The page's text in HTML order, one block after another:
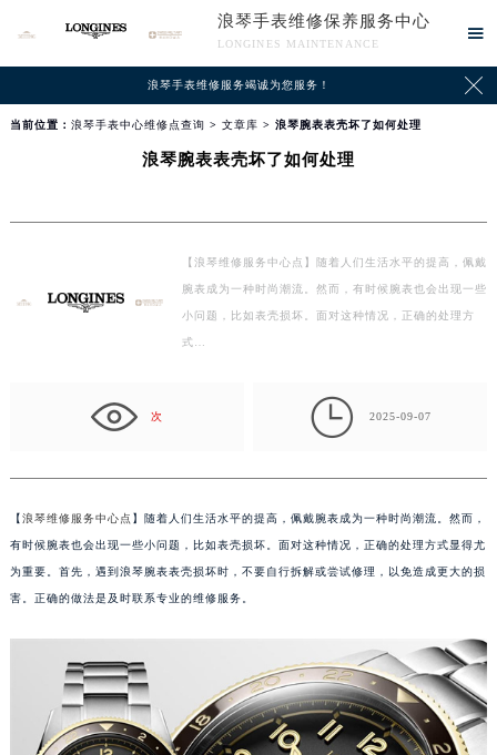
浪琴手表维修保养服务中心
LONGINES MAINTENANCE

浪琴手表维修服务竭诚为您服务！ 
当前位置： 浪琴手表中心维修点查询 > 文章库 > 浪琴腕表表壳坏了如何处理
浪琴腕表表壳坏了如何处理
【浪琴维修服务中心点】随着人们生活水平的提高，佩戴
腕表成为一种时尚潮流。然而，有时候腕表也会出现一些
小问题，比如表壳损坏。面对这种情况，正确的处理方
式…
次  2025-09-07
【浪琴维修服务中心点 】随着人们生活水平的提高，佩戴腕表成为一种时尚潮流。然而，
有时候腕表也会出现一些小问题，比如表壳损坏。面对这种情况，正确的处理方式显得尤
为重要。首先，遇到浪琴腕表表壳损坏时，不要自行拆解或尝试修理，以免造成更大的损
害。正确的做法是及时联系专业的维修服务。